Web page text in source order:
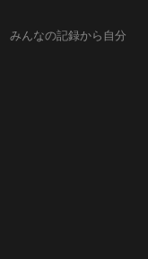
みんなの記録から自分